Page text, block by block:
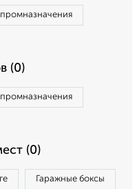
(0)
(0)
Гаражные боксы